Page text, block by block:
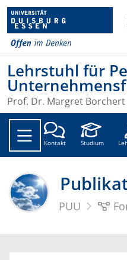
Lehrstuhl für
Prof. Dr. Margret Borchert
Kontakt Studium
PUU